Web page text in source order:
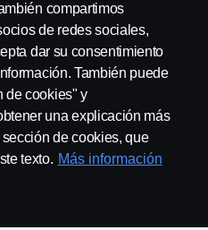
Sur
nosotros Whistleblowing
compartimos
de redes sociales,
dar su consentimiento
También puede
de cookies" y
una explicación más
de cookies, que
texto. Más información